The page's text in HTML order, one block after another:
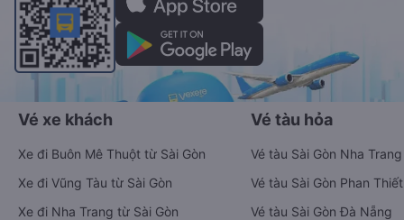
Vé xe khách
Xe đi Buôn Mê Thuột từ Sài Gòn
Xe đi Vũng Tàu từ Sài Gòn
Xe đi Nha Trang từ Sài Gòn
Vé tàu hỏa
Vé tàu Sài Gòn Nha Trang
Vé tàu Sài Gòn Phan Thiết
Vé tàu Sài Gòn Đà Nẵng